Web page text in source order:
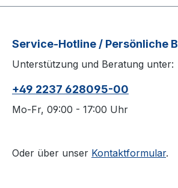
Service-Hotline / Persönliche
Unterstützung und Beratung unter:
+49 2237 628095-00
Mo-Fr, 09:00 - 17:00 Uhr
Oder über unser Kontaktformular.